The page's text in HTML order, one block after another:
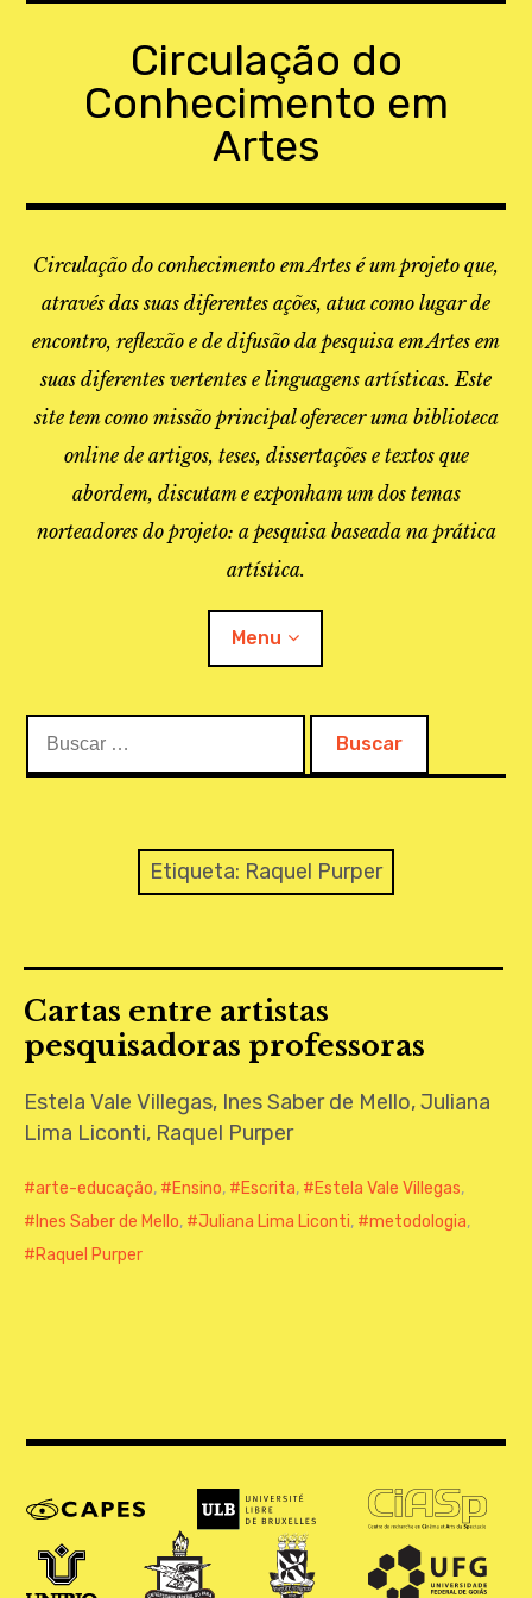
Circulação do
Conhecimento em
Artes
Circulação do conhecimento em Artes é um projeto que,
através das suas diferentes ações, atua como lugar de
encontro, reflexão e de difusão da pesquisa em Artes em
suas diferentes vertentes e linguagens artísticas. Este
site tem como missão principal oferecer uma biblioteca
online de artigos, teses, dissertações e textos que
abordem, discutam e exponham um dos temas
norteadores do projeto: a pesquisa baseada na prática
artística.
Menu
O PROJETO
MAPEAMENTO
REVISTA IEPA
CONTATO
Etiqueta: Raquel Purper
Cartas entre artistas
pesquisadoras professoras
Estela Vale Villegas, Ines Saber de Mello, Juliana
Lima Liconti, Raquel Purper
arte-educação, Ensino, Escrita, Estela Vale Villegas,
Ines Saber de Mello, Juliana Lima Liconti, metodologia,
Raquel Purper